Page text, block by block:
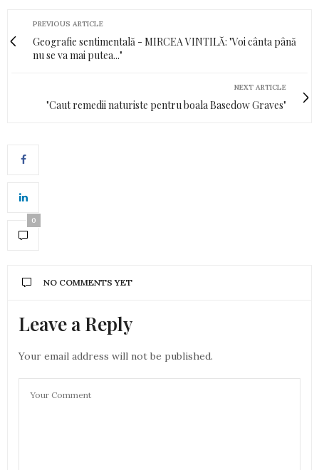
PREVIOUS ARTICLE
Geografie sentimentală - MIRCEA VINTILĂ: "Voi cânta până
nu se va mai putea..."
NEXT ARTICLE
"Caut remedii naturiste pentru boala Basedow Graves"
0
NO COMMENTS YET
Leave a Reply
Your email address will not be published.